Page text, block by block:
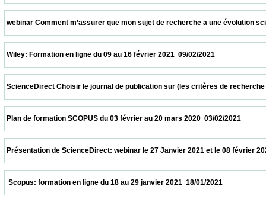
webinar Comment m’assurer que mon sujet de recherche a une
Wiley: Formation en ligne du 09 au 16 février 2021  09/02/2021
ScienceDirect Choisir le journal de publication sur (les critères de
Plan de formation SCOPUS du 03 février au 20 mars 2020  03/
Présentation de ScienceDirect: webinar le 27 Janvier 2021 et le 08
Scopus: formation en ligne du 18 au 29 janvier 2021  18/01/